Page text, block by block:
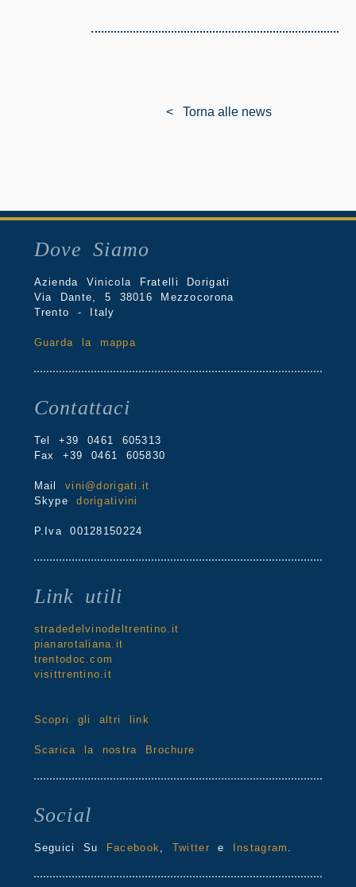
< Torna alle news
Dove Siamo
Azienda Vinicola Fratelli Dorigati
Via Dante, 5 38016 Mezzocorona
Trento - Italy
Guarda la mappa
Contattaci
Tel +39 0461 605313
Fax +39 0461 605830
Mailvini@dorigati.it
Skypedorigativini
P.Iva 00128150224
Link utili
stradedelvinodeltrentino.it
pianarotaliana.it
trentodoc.com
visittrentino.it
Scopri gli altri link
Scarica la nostra Brochure
Social
Seguici Su Facebook, Twitter e Instagram .